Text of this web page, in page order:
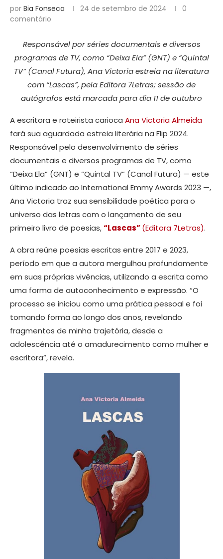
por Bia Fonseca 24 de setembro de 2024
0
comentário
Responsável por séries documentais e diversos
programas de TV, como “Deixa Ela” (GNT) e “Quintal
TV” (Canal Futura), Ana Victoria estreia na literatura
com “Lascas”, pela Editora 7Letras; sessão de
autógrafos está marcada para dia 11 de outubro
A escritora e roteirista carioca Ana Victoria Almeida
fará sua aguardada estreia literária na Flip 2024.
Responsável pelo desenvolvimento de séries
documentais e diversos programas de TV, como
“Deixa Ela” (GNT) e “Quintal TV” (Canal Futura) — este
último indicado ao International Emmy Awards 2023 —,
Ana Victoria traz sua sensibilidade poética para o
universo das letras com o lançamento de seu
primeiro livro de poesias,“Lascas”(Editora 7Letras).
A obra reúne poesias escritas entre 2017 e 2023,
período em que a autora mergulhou profundamente
em suas próprias vivências, utilizando a escrita como
uma forma de autoconhecimento e expressão. “O
processo se iniciou como uma prática pessoal e foi
tomando forma ao longo dos anos, revelando
fragmentos de minha trajetória, desde a
adolescência até o amadurecimento como mulher e
escritora”, revela.